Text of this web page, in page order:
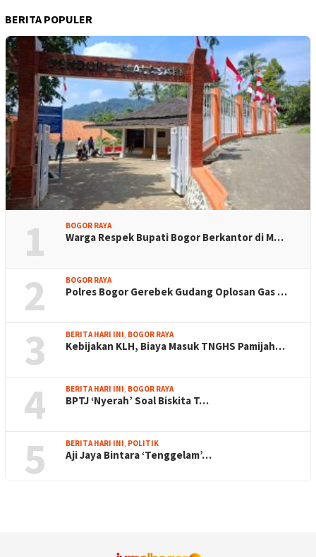
BERITA POPULER
1 BOGOR RAYA
Warga Respek Bupati Bogor Berkantor di M…
2 BOGOR RAYA
Polres Bogor Gerebek Gudang Oplosan Gas …
3 BERITA HARI INI, BOGOR RAYA
Kebijakan KLH, Biaya Masuk TNGHS Pamijah…
4 BERITA HARI INI, BOGOR RAYA
BPTJ ‘Nyerah’ Soal Biskita T…
5 BERITA HARI INI, POLITIK
Aji Jaya Bintara ‘Tenggelam’…